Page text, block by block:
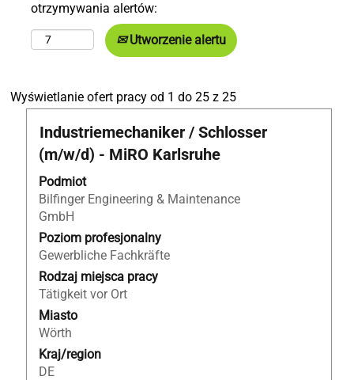
otrzymywania alertów:
Utworzenie alertu
Wyświetlanie ofert pracy od 1 do 25 z 25Szukaj
wyników
dla
pracy
Tytuł
Industriemechaniker / Schlosser
(m/w/d) - MiRO Karlsruhe
Podmiot
Bilfinger Engineering & Maintenance
GmbH
Poziom profesjonalny
Gewerbliche Fachkräfte
Rodzaj miejsca pracy
Tätigkeit vor Ort
Miasto
Wörth
Kraj/region
DE
Zaznacz
za
pomocą
spacji,
aby
wyświetlić
pełną
treść
danych
oferty
pracy.